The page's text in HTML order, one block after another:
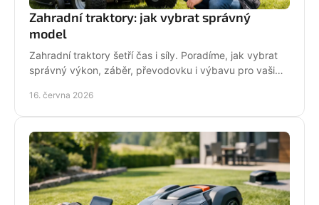
Zahradní traktory: jak vybrat správný
model
Zahradní traktory šetří čas i síly. Poradíme, jak vybrat
správný výkon, záběr, převodovku i výbavu pro vaši
16. června 2026